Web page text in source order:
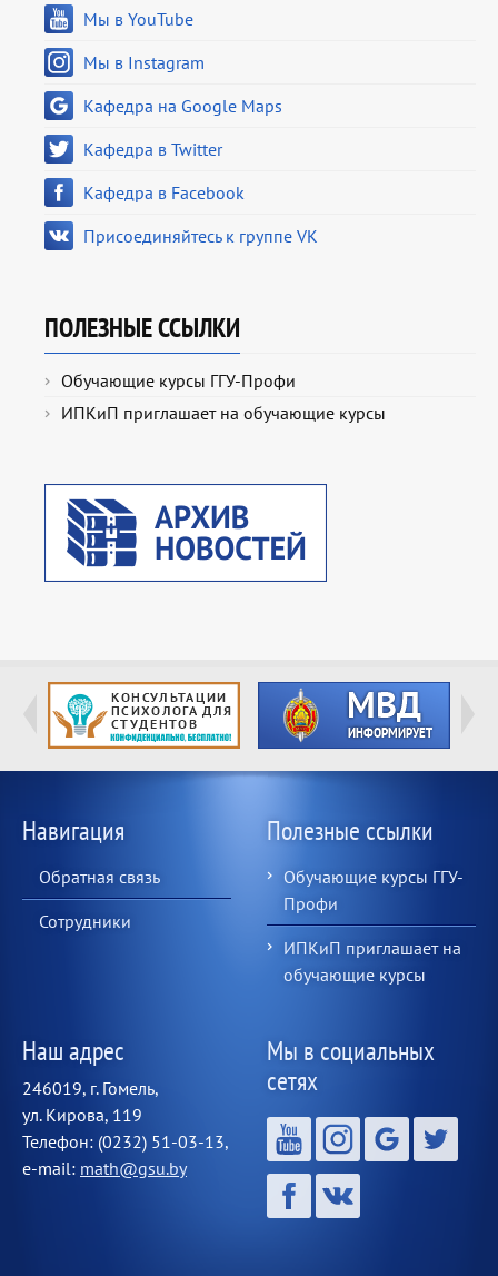
Мы в YouTube
Мы в Instagram
Кафедра на Google Maps
Кафедра в Twitter
Кафедра в Facebook
Присоединяйтесь к группе VK
ПОЛЕЗНЫЕ ССЫЛКИ
Обучающие курсы ГГУ-Профи
ИПКиП приглашает на обучающие курсы
Навигация
Обратная связь
Сотрудники
Полезные ссылки
Обучающие курсы ГГУ-
Профи
ИПКиП приглашает на
обучающие курсы
Наш адрес
246019, г. Гомель,
ул. Кирова, 119
Телефон: (0232) 51-03-13,
e-mail: math@gsu.by
Мы в социальных
сетях